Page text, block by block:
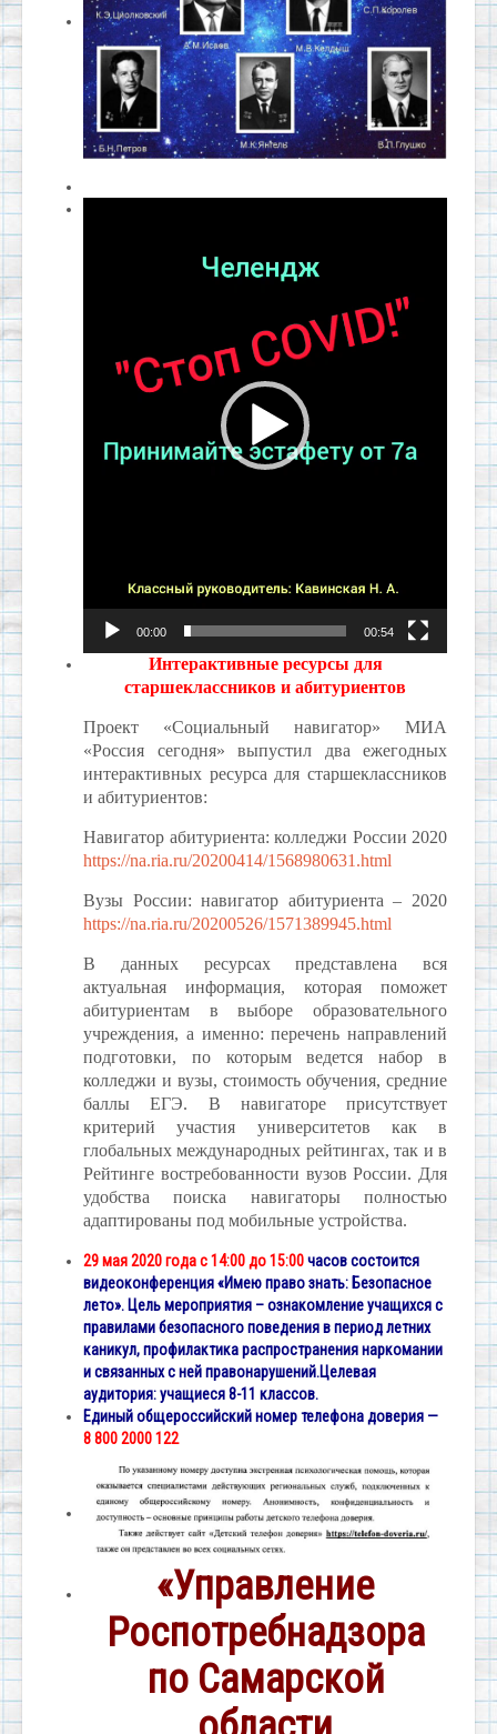
00:00 00:54
Интерактивные ресурсы для
старшеклассников и абитуриентов
Проект «Социальный навигатор» МИА
«Россия сегодня» выпустил два ежегодных
интерактивных ресурса для старшеклассников
и абитуриентов:
Навигатор абитуриента: колледжи России 2020
https://na.ria.ru/20200414/1568980631.html
Вузы России: навигатор абитуриента – 2020
https://na.ria.ru/20200526/1571389945.html
В данных ресурсах представлена вся
актуальная информация, которая поможет
абитуриентам в выборе образовательного
учреждения, а именно: перечень направлений
подготовки, по которым ведется набор в
колледжи и вузы, стоимость обучения, средние
баллы ЕГЭ. В навигаторе присутствует
критерий участия университетов как в
глобальных международных рейтингах, так и в
Рейтинге востребованности вузов России. Для
удобства поиска навигаторы полностью
адаптированы под мобильные устройства.
29 мая 2020 года с 14:00 до 15:00часов состоится
видеоконференция «Имею право знать: Безопасное
лето». Цель мероприятия – ознакомление учащихся с
правилами безопасного поведения в период летних
каникул, профилактика распространения наркомании
и связанных с ней правонарушений.Целевая
аудитория: учащиеся 8-11 классов.
Единый общероссийский номер телефона доверия —
8 800 2000 122
«Управление
Роспотребнадзора
по Самарской